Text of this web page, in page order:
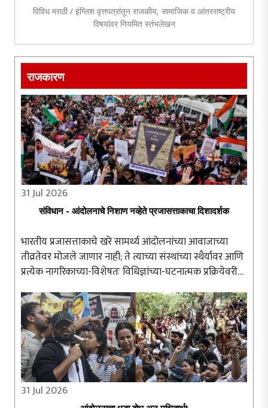
विविध मराठी / इंग्लिश वृत्तपत्रांतून राजकीय, सामाजिक व आंतरराष्ट्रीय
विषयांवर नियमित स्तंभलेखन
राजकारण
31 Jul 2026
संविधान - आंदोलनाचे निशाण नव्हेते प्रजासत्ताकाचा दिशादर्शक
भारतीय प्रजासत्ताकाचे खरे सामर्थ्य आंदोलनांच्या आवाजाच्या
तीव्रतेवर मोजले जाणार नाही; ते त्याच्या संस्थांच्या स्थैर्यावर आणि
प्रत्येक नागरिकाच्या-विशेषतः विधिज्ञांच्या-घटनात्मक प्रक्रियेवरील
31 Jul 2026